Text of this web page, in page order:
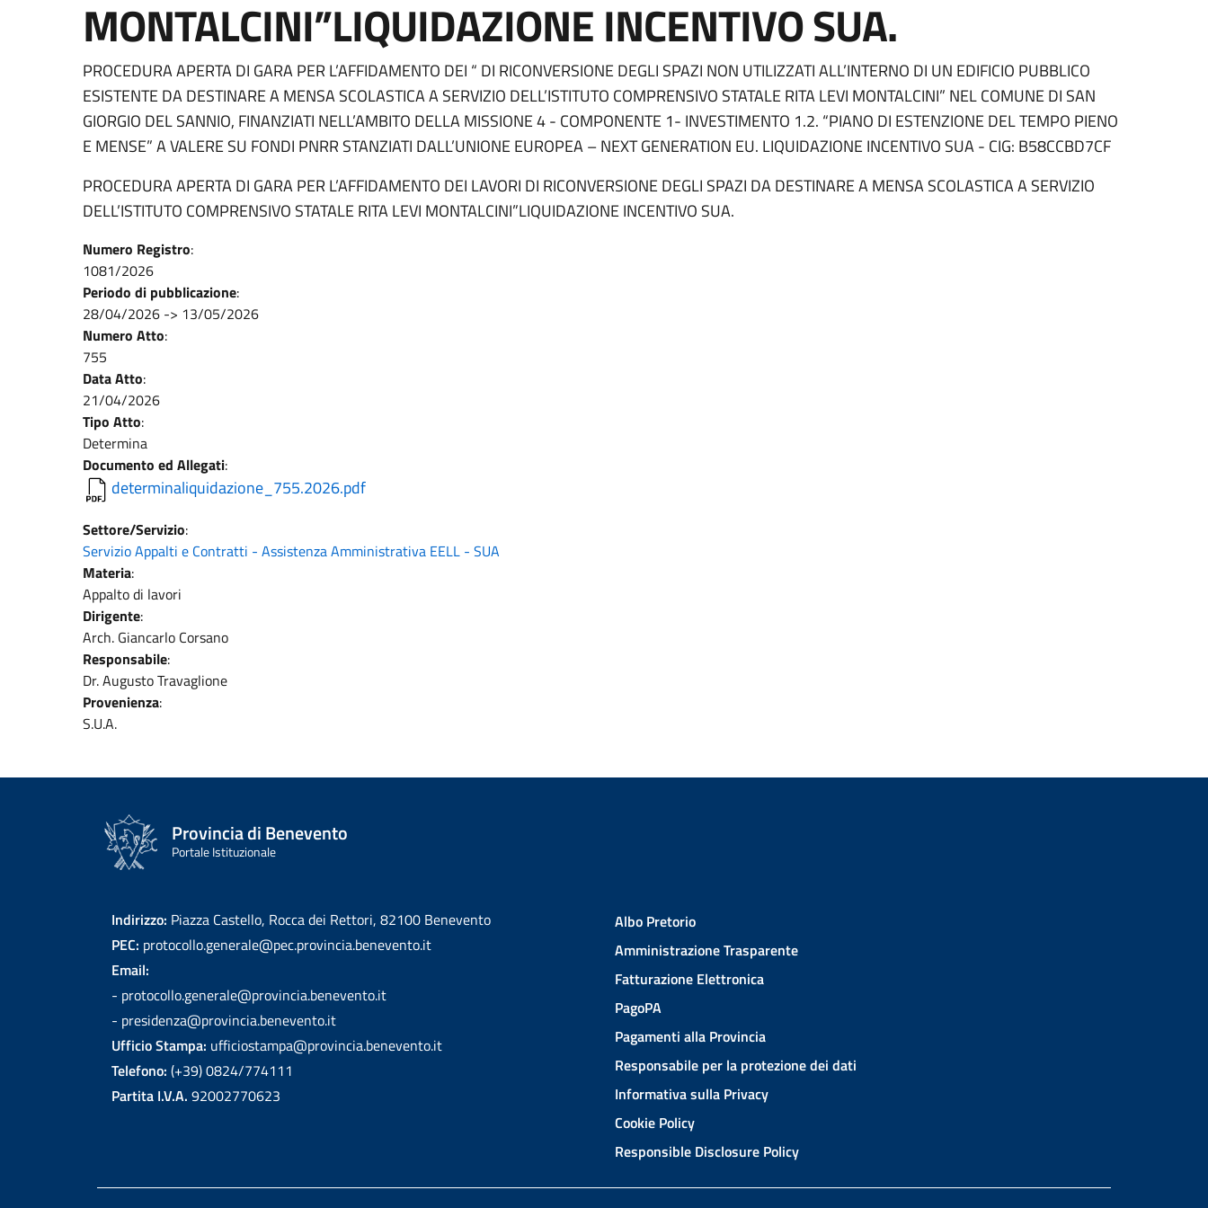
MONTALCINI”LIQUIDAZIONE INCENTIVO SUA.
PROCEDURA APERTA DI GARA PER L’AFFIDAMENTO DEI “ DI RICONVERSIONE DEGLI SPAZI NON UTILIZZATI ALL’INTERNO DI UN EDIFICIO PUBBLICO
ESISTENTE DA DESTINARE A MENSA SCOLASTICA A SERVIZIO DELL’ISTITUTO COMPRENSIVO STATALE RITA LEVI MONTALCINI” NEL COMUNE DI SAN
GIORGIO DEL SANNIO, FINANZIATI NELL’AMBITO DELLA MISSIONE 4 - COMPONENTE 1- INVESTIMENTO 1.2. “PIANO DI ESTENZIONE DEL TEMPO PIENO
E MENSE” A VALERE SU FONDI PNRR STANZIATI DALL’UNIONE EUROPEA – NEXT GENERATION EU. LIQUIDAZIONE INCENTIVO SUA - CIG: B58CCBD7CF
PROCEDURA APERTA DI GARA PER L’AFFIDAMENTO DEI LAVORI DI RICONVERSIONE DEGLI SPAZI DA DESTINARE A MENSA SCOLASTICA A SERVIZIO
DELL’ISTITUTO COMPRENSIVO STATALE RITA LEVI MONTALCINI”LIQUIDAZIONE INCENTIVO SUA.
Numero Registro:
1081/2026
Periodo di pubblicazione:
28/04/2026 -> 13/05/2026
Numero Atto:
755
Data Atto:
21/04/2026
Tipo Atto:
Determina
Documento ed Allegati:
determinaliquidazione_755.2026.pdf
Settore/Servizio:
Servizio Appalti e Contratti - Assistenza Amministrativa EELL - SUA
Materia:
Appalto di lavori
Dirigente:
Arch. Giancarlo Corsano
Responsabile:
Dr. Augusto Travaglione
Provenienza:
S.U.A.
Provincia di Benevento
Portale Istituzionale
Indirizzo: Piazza Castello, Rocca dei Rettori, 82100 Benevento
PEC: protocollo.generale@pec.provincia.benevento.it
Email:
- protocollo.generale@provincia.benevento.it
- presidenza@provincia.benevento.it
Ufficio Stampa: ufficiostampa@provincia.benevento.it
Telefono: (+39) 0824/774111
Partita I.V.A. 92002770623
Albo Pretorio
Amministrazione Trasparente
Fatturazione Elettronica
PagoPA
Pagamenti alla Provincia
Responsabile per la protezione dei dati
Informativa sulla Privacy
Cookie Policy
Responsible Disclosure Policy